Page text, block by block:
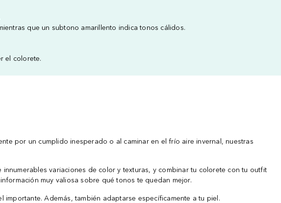
que un subtono amarillento indica tonos cálidos.
el colorete.
por un cumplido inesperado o al caminar en el frío aire invernal, nuestras
variaciones de color y texturas, y combinar tu colorete con tu outfit
muy valiosa sobre qué tonos te quedan mejor.
Además, también adaptarse específicamente a tu piel.